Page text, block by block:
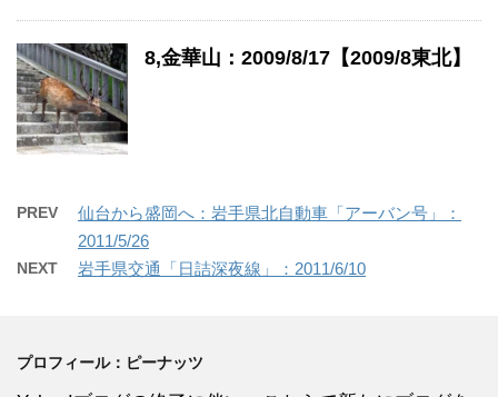
8,金華山：2009/8/17【2009/8東北】
PREV
仙台から盛岡へ：岩手県北自動車「アーバン号」：
2011/5/26
NEXT 岩手県交通「日詰深夜線」：2011/6/10
プロフィール：ピーナッツ